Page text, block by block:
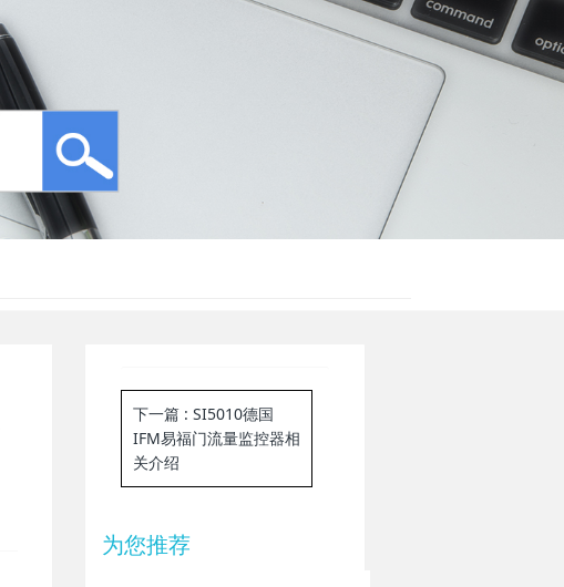
下一篇 : SI5010德国
IFM易福门流量监控器相
关介绍
为您推荐